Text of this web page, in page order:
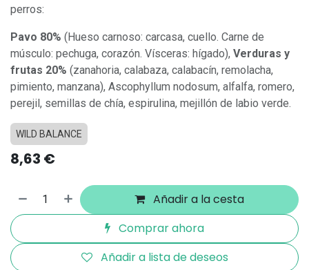
perros:
Pavo 80% (Hueso carnoso: carcasa, cuello. Carne de
músculo: pechuga, corazón. Vísceras: hígado), Verduras y
frutas 20% (zanahoria, calabaza, calabacín, remolacha,
pimiento, manzana), Ascophyllum nodosum, alfalfa, romero,
perejil, semillas de chía, espirulina, mejillón de labio verde.
WILD BALANCE
8,63 €
Añadir a la cesta
Comprar ahora
Añadir a lista de deseos